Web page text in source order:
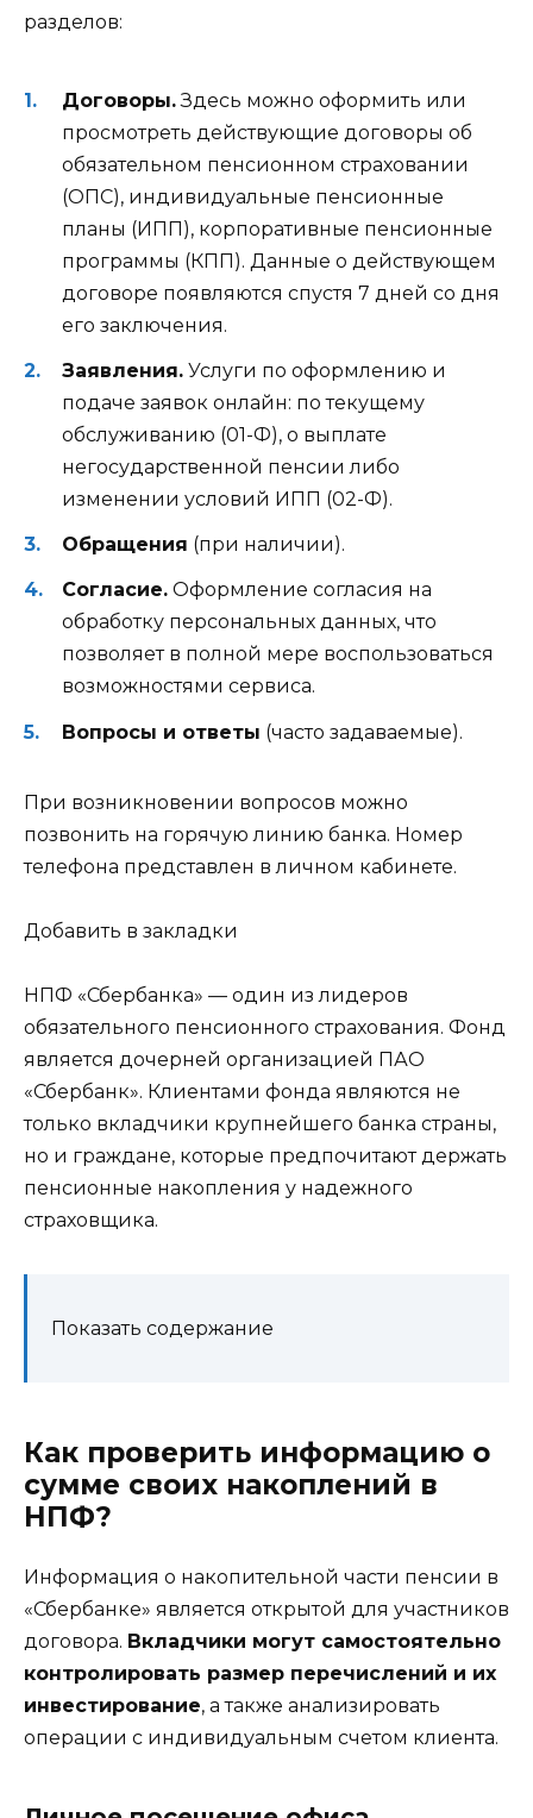
разделов:
Договоры.Здесь можно оформить или
просмотреть действующие договоры об
обязательном пенсионном страховании
(ОПС), индивидуальные пенсионные
планы (ИПП), корпоративные пенсионные
программы (КПП). Данные о действующем
договоре появляются спустя 7 дней со дня
его заключения.
Заявления. Услуги по оформлению и
подаче заявок онлайн: по текущему
обслуживанию (01-Ф), о выплате
негосударственной пенсии либо
изменении условий ИПП (02-Ф).
Обращения (при наличии).
Согласие. Оформление согласия на
обработку персональных данных, что
позволяет в полной мере воспользоваться
возможностями сервиса.
Вопросы и ответы (часто задаваемые).
При возникновении вопросов можно
позвонить на горячую линию банка. Номер
телефона представлен в личном кабинете.
Добавить в закладки
НПФ «Сбербанка» — один из лидеров
обязательного пенсионного страхования. Фонд
является дочерней организацией ПАО
«Сбербанк». Клиентами фонда являются не
только вкладчики крупнейшего банка страны,
но и граждане, которые предпочитают держать
пенсионные накопления у надежного
страховщика.
Показать содержание
Как проверить информацию о
сумме своих накоплений в
НПФ?
Информация о накопительной части пенсии в
«Сбербанке» является открытой для участников
договора. Вкладчики могут самостоятельно
контролировать размер перечислений и их
инвестирование, а также анализировать
операции с индивидуальным счетом клиента.